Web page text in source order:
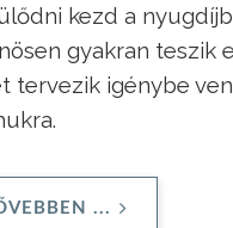
kezd a
gyakran teszik
tervezik igénybe
...